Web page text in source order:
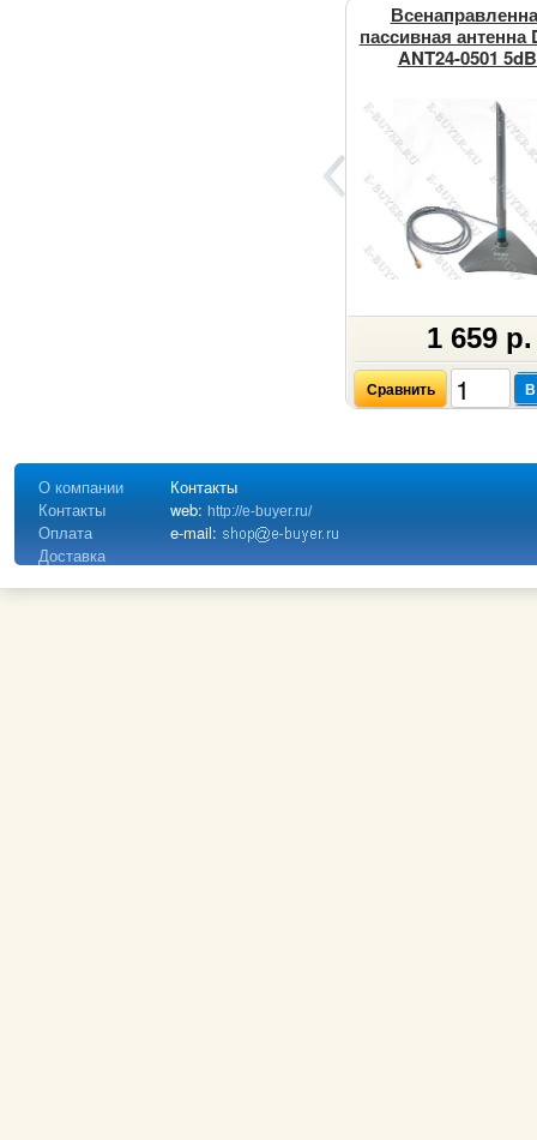
пассивная антенна
ANT24-0501
1 659 р.
Сравнить В
О компании
Контакты
Оплата
Доставка
Контакты
web: http://e-buyer.ru/
e-mail: